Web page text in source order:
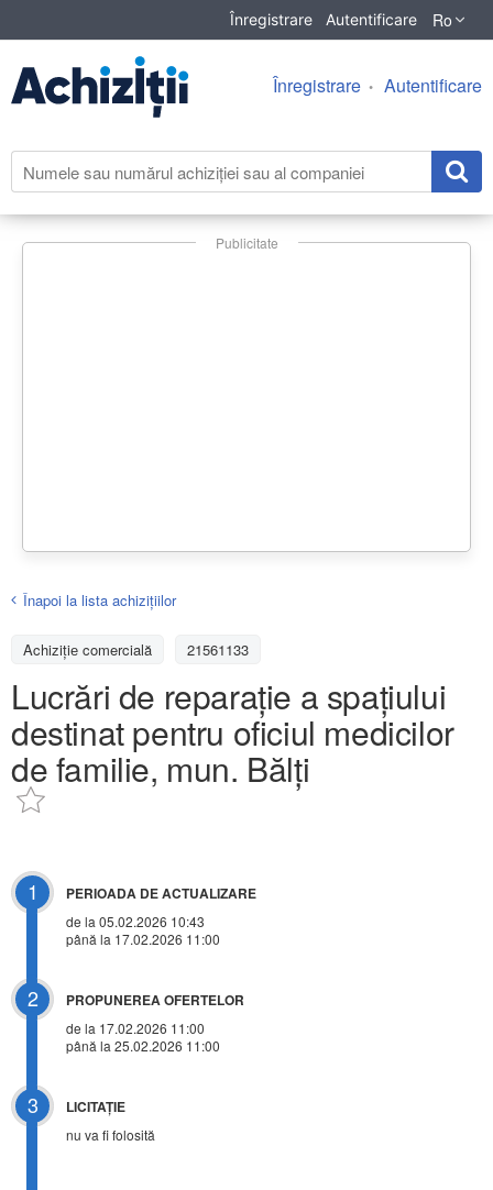
Înregistrare Autentificare Ro
Înregistrare Autentificare
Publicitate
Înapoi la lista achiziţiilor
Achizițiе comercială 21561133
Lucrări de reparație a spațiului
destinat pentru oficiul medicilor
de familie, mun. Bălți
1 PERIOADA DE ACTUALIZARE
de la 05.02.2026 10:43
până la 17.02.2026 11:00
2 PROPUNEREA OFERTELOR
de la 17.02.2026 11:00
până la 25.02.2026 11:00
3 LICITAŢIE
nu va fi folosită